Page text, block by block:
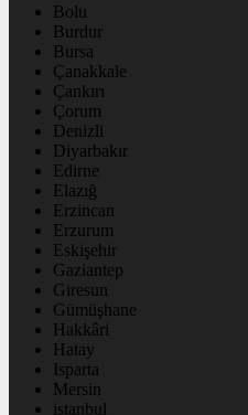
Bolu
Burdur
Bursa
Çanakkale
Çankırı
Çorum
Denizli
Diyarbakır
Edirne
Elazığ
Erzincan
Erzurum
Eskişehir
Gaziantep
Giresun
Gümüşhane
Hakkâri
Hatay
Isparta
Mersin
istanbul